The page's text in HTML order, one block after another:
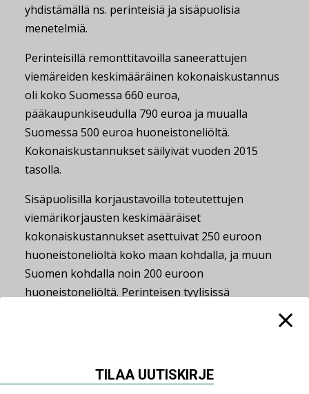
yhdistämällä ns. perinteisiä ja sisäpuolisia
menetelmiä.
Perinteisillä remonttitavoilla saneerattujen
viemäreiden keskimääräinen kokonaiskustannus
oli koko Suomessa 660 euroa,
pääkaupunkiseudulla 790 euroa ja muualla
Suomessa 500 euroa huoneistoneliöltä.
Kokonaiskustannukset säilyivät vuoden 2015
tasolla.
Sisäpuolisilla korjaustavoilla toteutettujen
viemärikorjausten keskimääräiset
kokonaiskustannukset asettuivat 250 euroon
huoneistoneliöltä koko maan kohdalla, ja muun
Suomen kohdalla noin 200 euroon
huoneistoneliöltä. Perinteisen tyylisissä
putkistoremonttien yhteydessä muuta maata
enemmän muitakin rakennuksen osia ja
TILAA UUTISKIRJE